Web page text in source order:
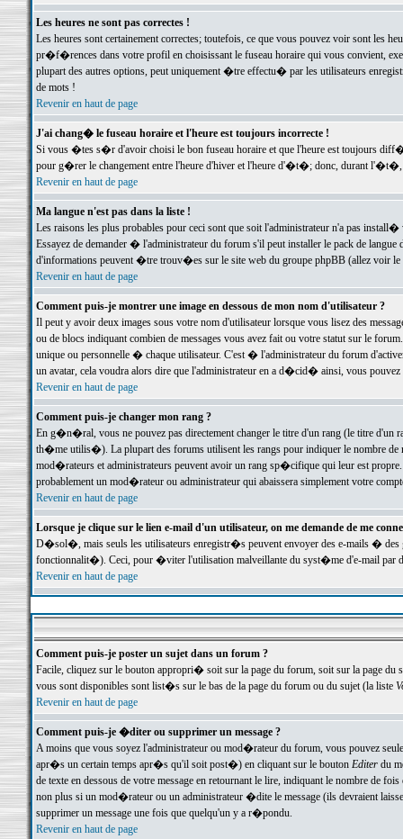
Les heures ne sont pas correctes !
Les heures sont certainement correctes; toutefois, ce que vous pouvez voir sont
pr�f�rences dans votre profil en choisissant le fuseau horaire qui vous convient,
plupart des autres options, peut uniquement �tre effectu� par les utilisateurs
de mots !
Revenir en haut de page
J'ai chang� le fuseau horaire et l'heure est toujours incorrecte !
Si vous �tes s�r d'avoir choisi le bon fuseau horaire et que l'heure est toujours
pour g�rer le changement entre l'heure d'hiver et l'heure d'�t�; donc, durant
Revenir en haut de page
Ma langue n'est pas dans la liste !
Les raisons les plus probables pour ceci sont que soit l'administrateur n'a pas
Essayez de demander � l'administrateur du forum s'il peut installer le pack de
d'informations peuvent �tre trouv�es sur le site web du groupe phpBB (allez voir le
Revenir en haut de page
Comment puis-je montrer une image en dessous de mon nom d'utilisateur ?
Il peut y avoir deux images sous votre nom d'utilisateur lorsque vous lisez des
ou de blocs indiquant combien de messages vous avez fait ou votre statut sur le
unique ou personnelle � chaque utilisateur. C'est � l'administrateur du forum
un avatar, cela voudra alors dire que l'administrateur en a d�cid� ainsi, vous
Revenir en haut de page
Comment puis-je changer mon rang ?
En g�n�ral, vous ne pouvez pas directement changer le titre d'un rang (le titre d'un
th�me utilis�). La plupart des forums utilisent les rangs pour indiquer le nombre de
mod�rateurs et administrateurs peuvent avoir un rang sp�cifique qui leur est
probablement un mod�rateur ou administrateur qui abaissera simplement votre
Revenir en haut de page
Lorsque je clique sur le lien e-mail d'un utilisateur, on me demande de me
D�sol�, mais seuls les utilisateurs enregistr�s peuvent envoyer des e-mails �
fonctionnalit�). Ceci, pour �viter l'utilisation malveillante du syst�me d'e-mail par
Revenir en haut de page
Comment puis-je poster un sujet dans un forum ?
Facile, cliquez sur le bouton appropri� soit sur la page du forum, soit sur la page du
vous sont disponibles sont list�s sur le bas de la page du forum ou du sujet (la liste
Revenir en haut de page
Comment puis-je �diter ou supprimer un message ?
A moins que vous soyez l'administrateur ou mod�rateur du forum, vous pouvez
apr�s un certain temps apr�s qu'il soit post�) en cliquant sur le bouton Editerdu
de texte en dessous de votre message en retournant le lire, indiquant le nombre
non plus si un mod�rateur ou un administrateur �dite le message (ils devraient
supprimer un message une fois que quelqu'un y a r�pondu.
Revenir en haut de page